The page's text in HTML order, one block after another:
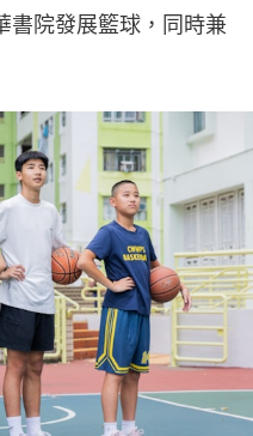
書院發展籃球，同時兼